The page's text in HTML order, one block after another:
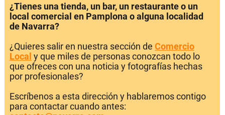
¿Tienes una tienda, un bar, un restaurante o un
local comercial en Pamplona o alguna localidad
de Navarra?
¿Quieres salir en nuestra sección de Comercio
Local y que miles de personas conozcan todo lo
que ofreces con una noticia y fotografías hechas
por profesionales?
Escríbenos a esta dirección y hablaremos contigo
para contactar cuando antes: